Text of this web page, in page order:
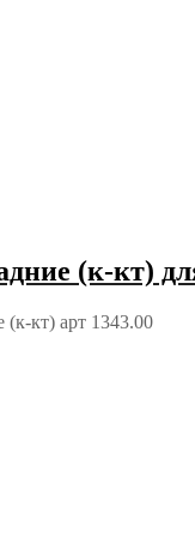
(к-кт)
кт) арт 1343.00